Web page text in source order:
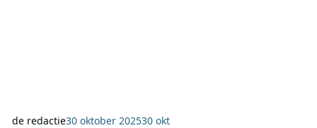
de redactie30 oktober 202530 okt